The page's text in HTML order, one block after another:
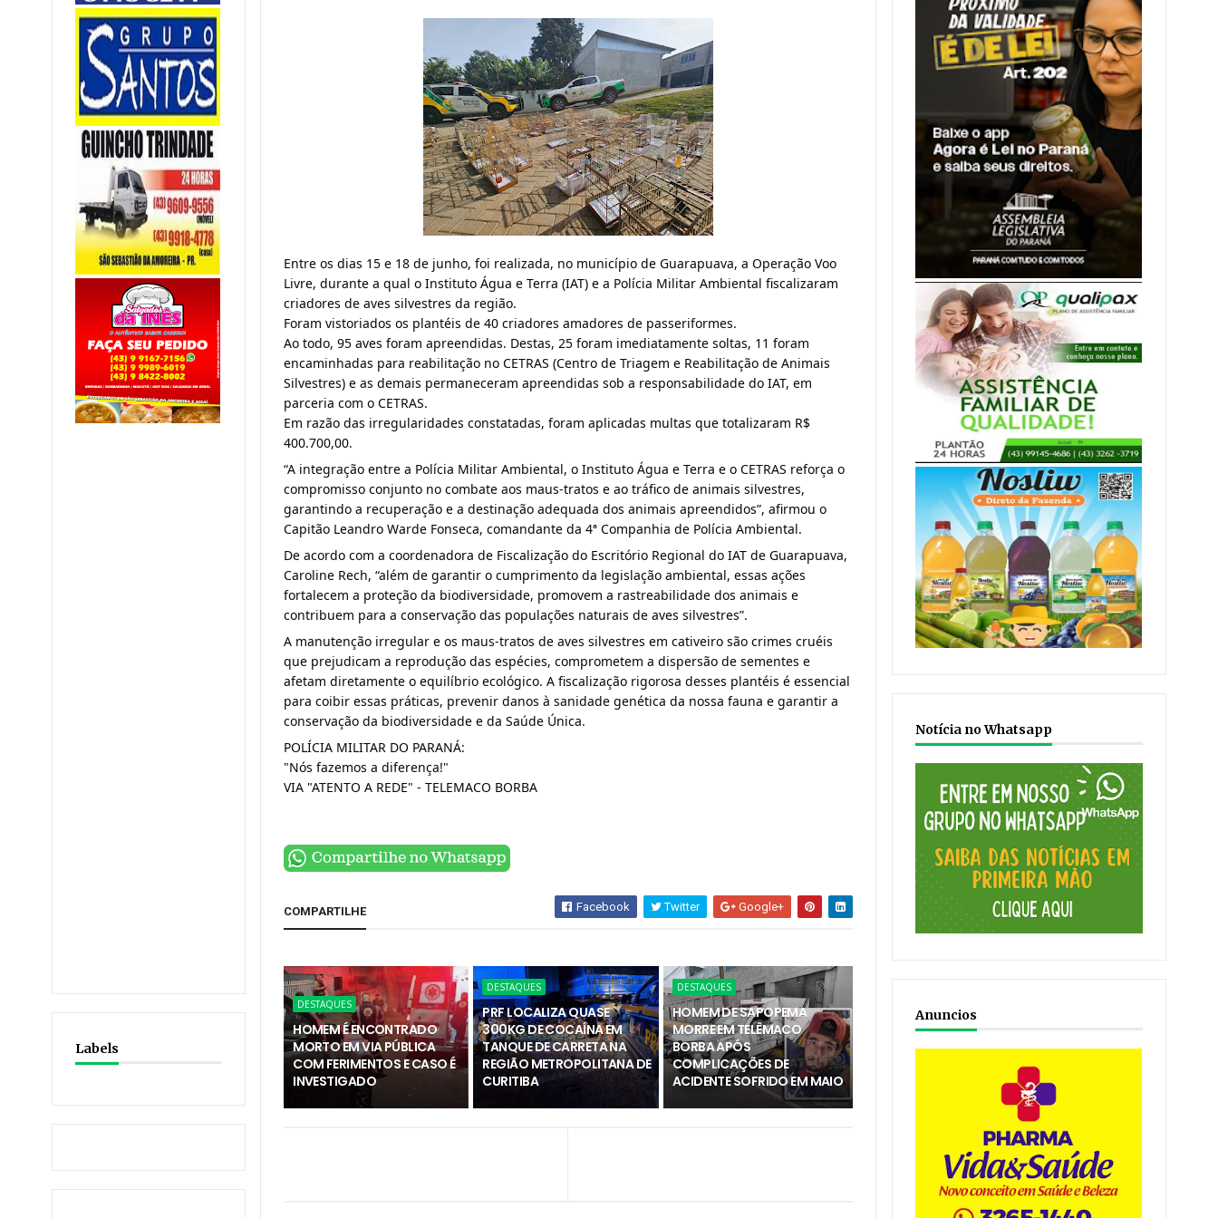
Labels
Entre os dias 15 e 18 de junho, foi realizada, no município de Guarapuava, a Operação Voo
Livre, durante a qual o Instituto Água e Terra (IAT) e a Polícia Militar Ambiental fiscalizaram
criadores de aves silvestres da região.
Foram vistoriados os plantéis de 40 criadores amadores de passeriformes.
Ao todo, 95 aves foram apreendidas. Destas, 25 foram imediatamente soltas, 11 foram
encaminhadas para reabilitação no CETRAS (Centro de Triagem e Reabilitação de Animais
Silvestres) e as demais permaneceram apreendidas sob a responsabilidade do IAT, em
parceria com o CETRAS.
Em razão das irregularidades constatadas, foram aplicadas multas que totalizaram R$
400.700,00.
“A integração entre a Polícia Militar Ambiental, o Instituto Água e Terra e o CETRAS reforça o
compromisso conjunto no combate aos maus-tratos e ao tráfico de animais silvestres,
garantindo a recuperação e a destinação adequada dos animais apreendidos”, afirmou o
Capitão Leandro Warde Fonseca, comandante da 4ª Companhia de Polícia Ambiental.
De acordo com a coordenadora de Fiscalização do Escritório Regional do IAT de Guarapuava,
Caroline Rech, “além de garantir o cumprimento da legislação ambiental, essas ações
fortalecem a proteção da biodiversidade, promovem a rastreabilidade dos animais e
contribuem para a conservação das populações naturais de aves silvestres”.
A manutenção irregular e os maus-tratos de aves silvestres em cativeiro são crimes cruéis
que prejudicam a reprodução das espécies, comprometem a dispersão de sementes e
afetam diretamente o equilíbrio ecológico. A fiscalização rigorosa desses plantéis é essencial
para coibir essas práticas, prevenir danos à sanidade genética da nossa fauna e garantir a
conservação da biodiversidade e da Saúde Única.
POLÍCIA MILITAR DO PARANÁ:
"Nós fazemos a diferença!"
VIA "ATENTO A REDE" - TELEMACO BORBA
COMPARTILHE Facebook Twitter Google+
DESTAQUES
HOMEM É ENCONTRADO
MORTO EM VIA PÚBLICA
COM FERIMENTOS E CASO É
INVESTIGADO
DESTAQUES
PRF LOCALIZA QUASE
300KG DE COCAÍNA EM
TANQUE DE CARRETA NA
REGIÃO METROPOLITANA DE
CURITIBA
DESTAQUES
HOMEM DE SAPOPEMA
MORRE EM TELÊMACO
BORBA APÓS
COMPLICAÇÕES DE
ACIDENTE SOFRIDO EM MAIO
Notícia no Whatsapp
Anuncios